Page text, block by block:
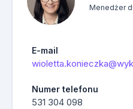
Menedżer
E-mail
Numer telefonu
531 304 098